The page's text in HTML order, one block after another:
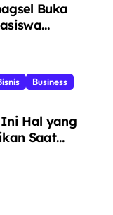
Buka
tentang
Barang
Business
Hal yang
Saat